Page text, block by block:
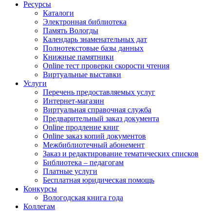
Ресурсы
Каталоги
Электронная библиотека
Память Вологды
Календарь знаменательных дат
Полнотекстовые базы данных
Книжные памятники
Online тест проверки скорости чтения
Виртуальные выставки
Услуги
Перечень предоставляемых услуг
Интернет-магазин
Виртуальная справочная служба
Предварительный заказ документа
Online продление книг
Online заказ копий документов
Межбиблиотечный абонемент
Заказ и редактирование тематических списков
Библиотека – педагогам
Платные услуги
Бесплатная юридическая помощь
Конкурсы
Вологодская книга года
Коллегам